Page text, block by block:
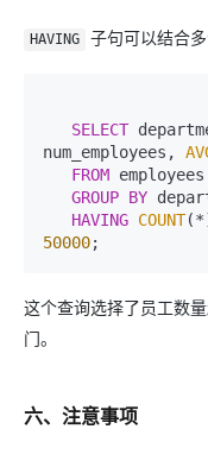
HAVING 子句可以结合
SELECT
num_employees,
FROM employees
GROUP BY
HAVING COUNT(*
50000
这个查询选择了员工数
门。
六、注意事项